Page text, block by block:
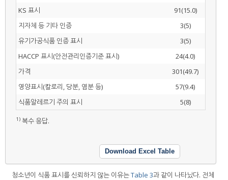
KS 표시
91(15.0)
지자체 등 기타 인증
3(5)
유기가공식품 인증 표시
3(5)
HACCP 표시(안전관리인증기준 표시)
24(4.0)
가격
301(49.7)
영양표시(칼로리, 당분, 염분 등)
57(9.4)
식품알레르기 주의 표시
5(8)
1) 복수 응답.
Download Excel Table
청소년이 식품 표시를 신뢰하지 않는 이유는Table 3과 같이 나타났다. 전체